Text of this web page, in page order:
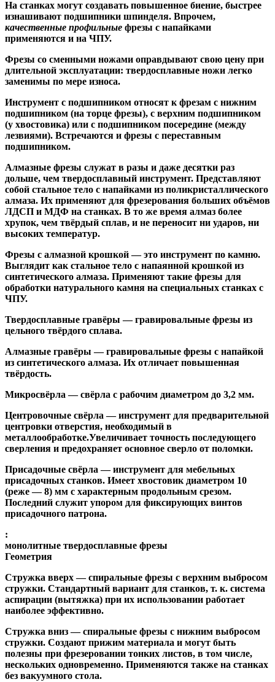
На станках могут создавать повышенное биение, быстрее
изнашивают подшипники шпинделя. Впрочем,
качественные профильные фрезы с напайками
применяются и на ЧПУ.
Фрезы со сменными ножами оправдывают свою цену при
длительной эксплуатации: твердосплавные ножи легко
заменимы по мере износа.
Инструмент с подшипником относят к фрезам с нижним
подшипником (на торце фрезы), с верхним подшипником
(у хвостовика) или с подшипником посередине (между
лезвиями). Встречаются и фрезы с переставным
подшипником.
Алмазные фрезы служат в разы и даже десятки раз
дольше, чем твердосплавный инструмент. Представляют
собой стальное тело с напайками из поликристаллического
алмаза. Их применяют для фрезерования больших объёмов
ЛДСП и МДФ на станках. В то же время алмаз более
хрупок, чем твёрдый сплав, и не переносит ни ударов, ни
высоких температур.
Фрезы с алмазной крошкой— это инструмент по камню.
Выглядит как стальное тело с напаянной крошкой из
синтетического алмаза. Применяют такие фрезы для
обработки натурального камня на специальных станках с
ЧПУ.
Твердосплавные гравёры — гравировальные фрезы из
цельного твёрдого сплава.
Алмазные гравёры — гравировальные фрезы с напайкой
из синтетического алмаза. Их отличает повышенная
твёрдость.
Микросвёрла — свёрла с рабочим диаметром до 3,2 мм.
Центровочные свёрла — инструмент для предварительной
центровки отверстия, необходимый в
металлообработке.Увеличивает точность последующего
сверления и предохраняет основное сверло от поломки.
Присадочные свёрла — инструмент для мебельных
присадочных станков. Имеет хвостовик диаметром 10
(реже — 8) мм с характерным продольным срезом.
Последний служит упором для фиксирующих винтов
присадочного патрона.
:
монолитные твердосплавные фрезы
Геометрия
Стружка вверх— спиральные фрезы с верхним выбросом
стружки. Стандартный вариант для станков, т. к. система
аспирации (вытяжка) при их использовании работает
наиболее эффективно.
Стружка вниз— спиральные фрезы с нижним выбросом
стружки. Создают прижим материала и могут быть
полезны при фрезеровании тонких листов, в том числе,
нескольких одновременно. Применяются также на станках
без вакуумного стола.